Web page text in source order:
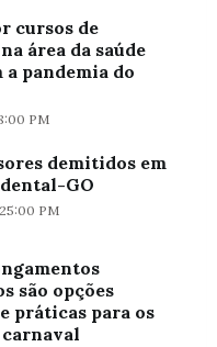
cursos de
área da saúde
a pandemia do
PM
demitidos em
GO
PM
são opções
práticas para os
carnaval